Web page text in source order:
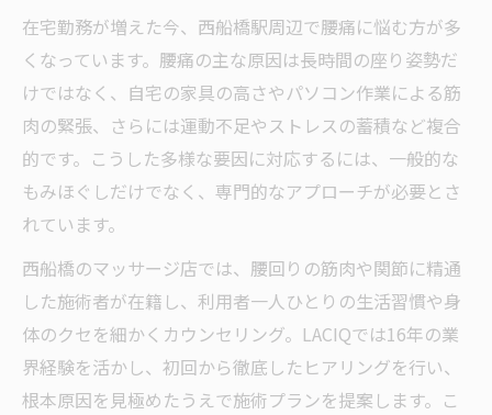
在宅勤務が増えた今、西船橋駅周辺で腰痛に悩む方が多
くなっています。腰痛の主な原因は長時間の座り姿勢だ
けではなく、自宅の家具の高さやパソコン作業による筋
肉の緊張、さらには運動不足やストレスの蓄積など複合
的です。こうした多様な要因に対応するには、一般的な
もみほぐしだけでなく、専門的なアプローチが必要とさ
れています。
西船橋のマッサージ店では、腰回りの筋肉や関節に精通
した施術者が在籍し、利用者一人ひとりの生活習慣や身
体のクセを細かくカウンセリング。LACIQでは16年の業
界経験を活かし、初回から徹底したヒアリングを行い、
根本原因を見極めたうえで施術プランを提案します。こ